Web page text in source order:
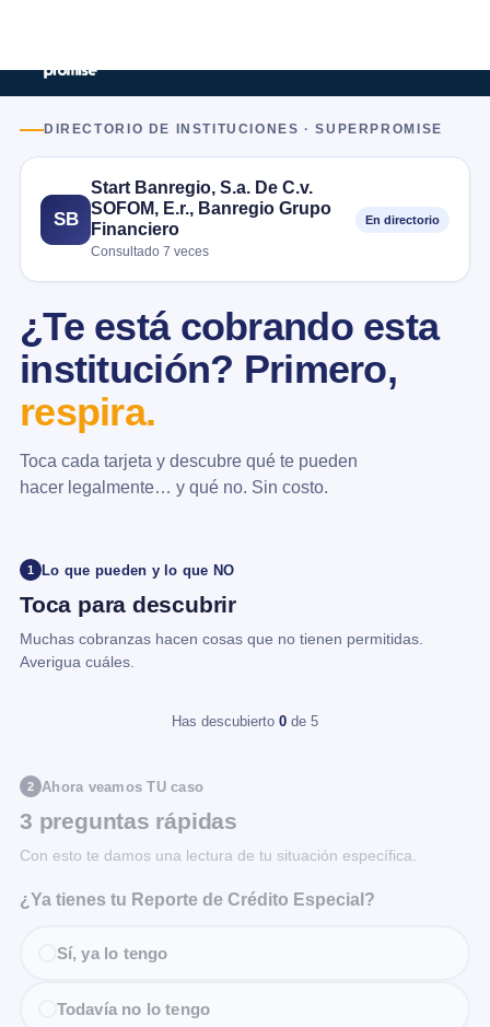
DIRECTORIO DE INSTITUCIONES · SUPERPROMISE
SB
Start Banregio, S.a. De C.v.
SOFOM, E.r., Banregio Grupo
Financiero
Consultado 7 veces
En directorio
¿Te está cobrando esta
institución? Primero,
respira.
Toca cada tarjeta y descubre qué te pueden
hacer legalmente… y qué no. Sin costo.
1 Lo que pueden y lo que NO
Toca para descubrir
Muchas cobranzas hacen cosas que no tienen permitidas.
Averigua cuáles.
Has descubierto 0 de 5
2 Ahora veamos TU caso
3 preguntas rápidas
Con esto te damos una lectura de tu situación específica.
¿Ya tienes tu Reporte de Crédito Especial?
Sí, ya lo tengo
Todavía no lo tengo